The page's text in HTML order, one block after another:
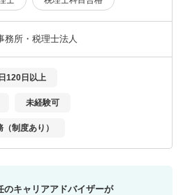
務所・税理士法人
120日以上
未経験可
制度あり）
のキャリアアドバイザーが